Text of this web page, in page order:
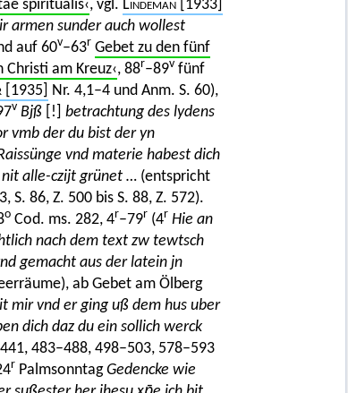
spiritualis‹, vgl. Lindeman[1933]
armen sunder auch wollest
auf 60v–63r Gebet zu den fünf
am Kreuz‹, 88r–89v fünf
[1935]
Nr. 4,1–4 und Anm. S. 60),
v Bjß[!] betrachtung des lydens
vmb der du bist der yn
vnd materie habest dich
nit alle-czijt grünet …(entspricht
S. 86, Z. 500 bis S. 88, Z. 572).
oCod. ms. 282, 4r–79r (4r Hie an
nach dem text zw tewtsch
gemacht aus der latein jn
ab Gebet am Ölberg
mir vnd er ging uß dem hus uber
dich daz du ein sollich werck
483–488, 498–503, 578–593
r PalmsonntagGedencke wie